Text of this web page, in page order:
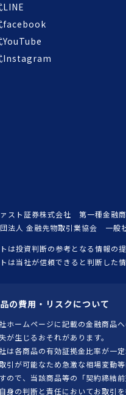
LINE
facebook
YouTube
Instagram
スト証券株式会社 第一種金融
法人 金融先物取引業協会 一
は投資判断の参考となる情報の
は当社が信頼できると判断した
の費用・リスクについて
ホームページに記載の金融商品
が生じるおそれがあります。
は各商品の有効証拠金比率が一
引が可能なため急激な相場変動
ので、当該商品等の「契約締結
身の判断と責任においてお取引を